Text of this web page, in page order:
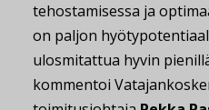
tehostamisessa ja
on paljon
ulosmitattua hyvin
kommentoi